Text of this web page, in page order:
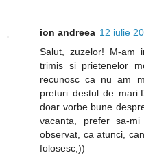
ion andreea 12 iulie
Salut, zuzelor! M-am
trimis si prietenelor
recunosc ca nu am
preturi destul de
doar vorbe bune
vacanta, prefer sa-
observat, ca atunci,
folosesc;))